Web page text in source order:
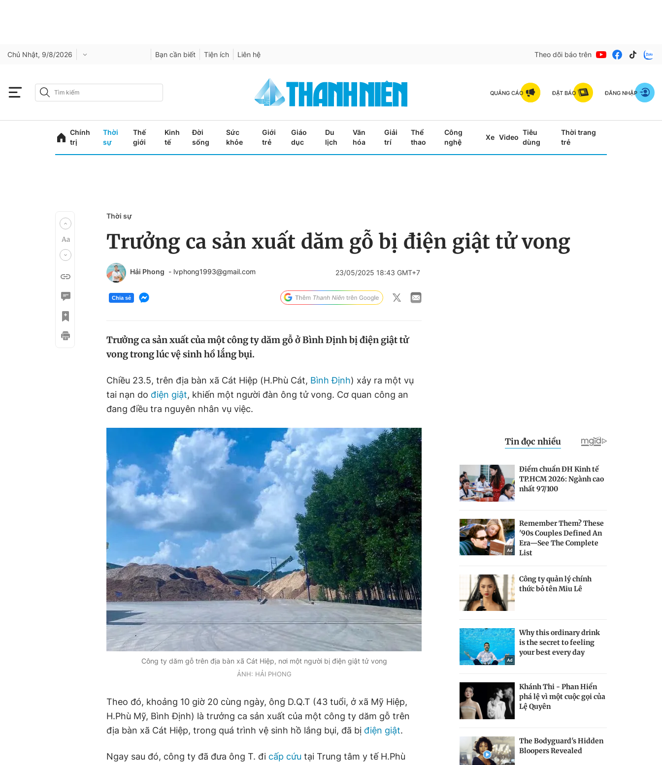
Chủ Nhật, 9/8/2026 Bạn cần biết Tiện ích Liên hệ Theo dõi báo trên
QUẢNG CÁO ĐẶT BÁO ĐĂNG NHẬP
Chính
trị
Thời
sự
Thế
giới
Kinh
tế
Đời
sống
Sức
khỏe
Giới
trẻ
Giáo
dục
Du
lịch
Văn
hóa
Giải
trí
Thể
thao
Công
nghệ
Xe Video
Tiêu
dùng
Thời trang
trẻ
Thời sự
Trưởng ca sản xuất dăm gỗ bị điện giật tử vong
Hải Phong - lvphong1993@gmail.com 23/05/2025 18:43 GMT+7
Chia sẻ
Trưởng ca sản xuất của một công ty dăm gỗ ở Bình Định bị điện giật tử
vong trong lúc vệ sinh hồ lắng bụi.
Chiều 23.5, trên địa bàn xã Cát Hiệp (H.Phù Cát, Bình Định) xảy ra một vụ
tai nạn do điện giật, khiến một người đàn ông tử vong. Cơ quan công an
đang điều tra nguyên nhân vụ việc.
Công ty dăm gỗ trên địa bàn xã Cát Hiệp, nơi một người bị điện giật tử vong
ẢNH: HẢI PHONG
Theo đó, khoảng 10 giờ 20 cùng ngày, ông D.Q.T (43 tuổi, ở xã Mỹ Hiệp,
H.Phù Mỹ, Bình Định) là trưởng ca sản xuất của một công ty dăm gỗ trên
địa bàn xã Cát Hiệp, trong quá trình vệ sinh hồ lắng bụi, đã bị điện giật.
Ngay sau đó, công ty đã đưa ông T. đi cấp cứu tại Trung tâm y tế H.Phù